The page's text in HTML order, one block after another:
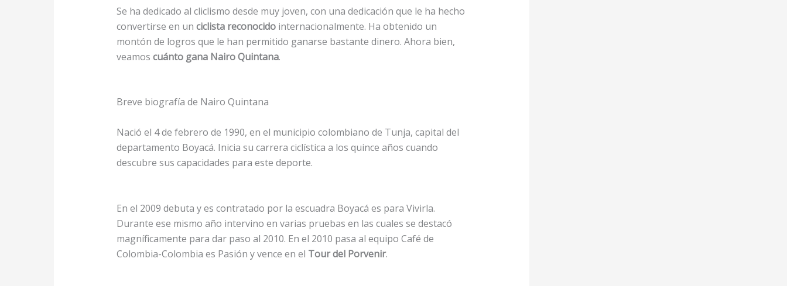
Se ha dedicado al cliclismo desde muy joven, con una dedicación que le ha hecho
convertirse en un ciclista reconocidointernacionalmente. Ha obtenido un
montón de logros que le han permitido ganarse bastante dinero. Ahora bien,
veamos cuánto gana Nairo Quintana.
Breve biografía de Nairo Quintana
Nació el 4 de febrero de 1990, en el municipio colombiano de Tunja, capital del
departamento Boyacá. Inicia su carrera ciclística a los quince años cuando
descubre sus capacidades para este deporte.
En el 2009 debuta y es contratado por la escuadra Boyacá es para Vivirla.
Durante ese mismo año intervino en varias pruebas en las cuales se destacó
magníficamente para dar paso al 2010. En el 2010 pasa al equipo Café de
Colombia-Colombia es Pasión y vence en el Tour del Porvenir.